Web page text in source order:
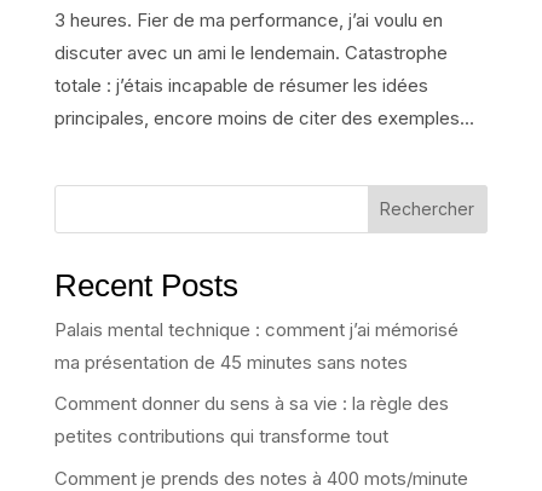
3 heures. Fier de ma performance, j’ai voulu en
discuter avec un ami le lendemain. Catastrophe
totale : j’étais incapable de résumer les idées
principales, encore moins de citer des exemples...
Rechercher
Recent Posts
Palais mental technique : comment j’ai mémorisé
ma présentation de 45 minutes sans notes
Comment donner du sens à sa vie : la règle des
petites contributions qui transforme tout
Comment je prends des notes à 400 mots/minute